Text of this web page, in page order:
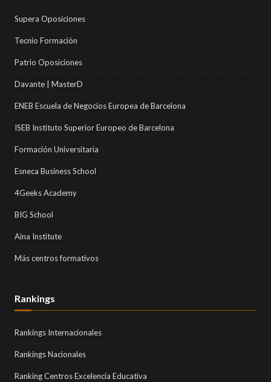
Supera Oposiciones
Tecnio Formación
Patrio Oposiciones
Davante | MasterD
ENEB Escuela de Negocios Europea de Barcelona
ISEB Instituto Superior Europeo de Barcelona
Formación Universitaria
Esneca Business School
4Geeks Academy
BIG School
Aina Institute
Más centros formativos
Rankings
Rankings Internacionales
Rankings Nacionales
Ranking Centros Excelencia Educativa